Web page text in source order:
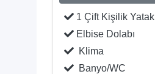
1 Çift Kişilik Yatak
Elbise Dolabı
Klima
Banyo/WC